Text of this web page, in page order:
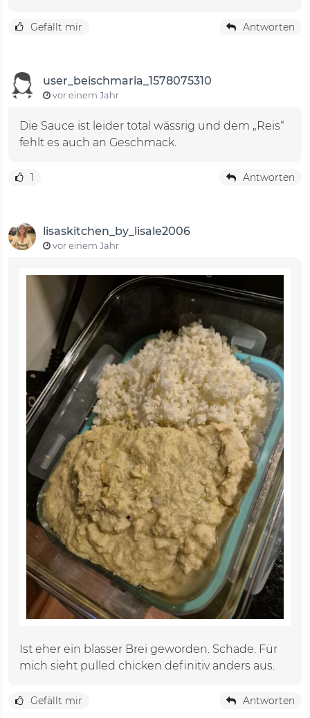
Gefällt mir Antworten
user_beischmaria_1578075310
vor einem Jahr
Die Sauce ist leider total wässrig und dem „Reis“
fehlt es auch an Geschmack.
1 Antworten
lisaskitchen_by_lisale2006
vor einem Jahr
Ist eher ein blasser Brei geworden. Schade. Für
mich sieht pulled chicken definitiv anders aus.
Gefällt mir Antworten